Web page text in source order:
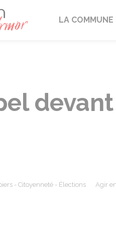
TréoganLA COMMUNE
- Citoyenneté - Élections Agir